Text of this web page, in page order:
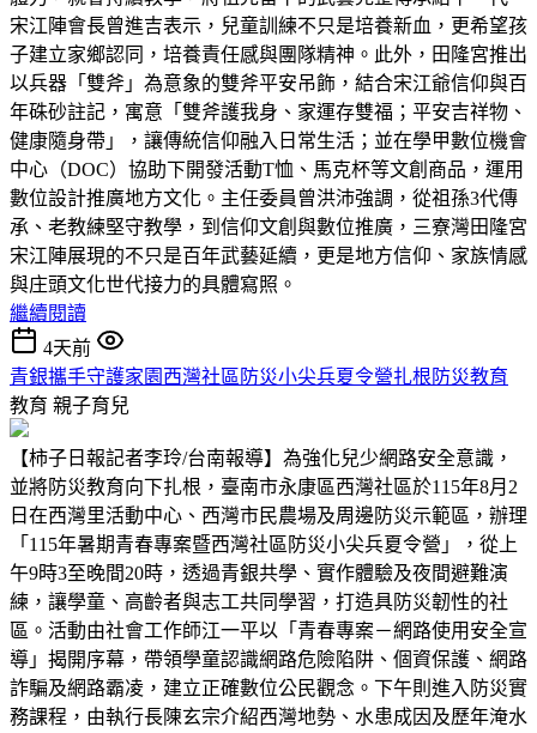
宋江陣會長曾進吉表示，兒童訓練不只是培養新血，更希望孩
子建立家鄉認同，培養責任感與團隊精神。此外，田隆宮推出
以兵器「雙斧」為意象的雙斧平安吊飾，結合宋江爺信仰與百
年硃砂註記，寓意「雙斧護我身、家運存雙福；平安吉祥物、
健康隨身帶」，讓傳統信仰融入日常生活；並在學甲數位機會
中心（DOC）協助下開發活動T恤、馬克杯等文創商品，運用
數位設計推廣地方文化。主任委員曾洪沛強調，從祖孫3代傳
承、老教練堅守教學，到信仰文創與數位推廣，三寮灣田隆宮
宋江陣展現的不只是百年武藝延續，更是地方信仰、家族情感
與庄頭文化世代接力的具體寫照。
繼續閱讀
4天前
青銀攜手守護家園西灣社區防災小尖兵夏令營扎根防災教育
教育 親子育兒
【柿子日報記者李玲/台南報導】為強化兒少網路安全意識，
並將防災教育向下扎根，臺南市永康區西灣社區於115年8月2
日在西灣里活動中心、西灣市民農場及周邊防災示範區，辦理
「115年暑期青春專案暨西灣社區防災小尖兵夏令營」，從上
午9時3至晚間20時，透過青銀共學、實作體驗及夜間避難演
練，讓學童、高齡者與志工共同學習，打造具防災韌性的社
區。活動由社會工作師江一平以「青春專案－網路使用安全宣
導」揭開序幕，帶領學童認識網路危險陷阱、個資保護、網路
詐騙及網路霸凌，建立正確數位公民觀念。下午則進入防災實
務課程，由執行長陳玄宗介紹西灣地勢、水患成因及歷年淹水